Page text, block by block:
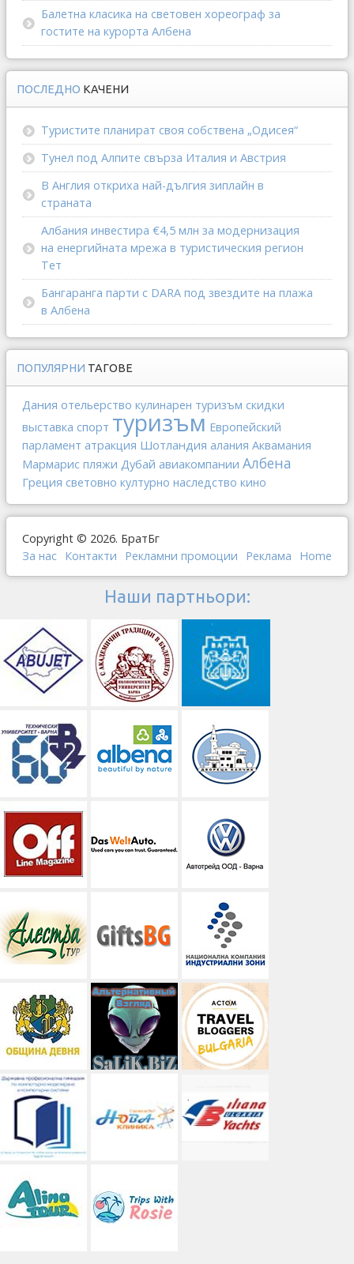
Балетна класика на световен хореограф за
гостите на курорта Албена
ПОСЛЕДНО КАЧЕНИ
Туристите планират своя собствена „Одисея“
Тунел под Алпите свърза Италия и Австрия
В Англия откриха най-дългия зиплайн в
страната
Албания инвестира €4,5 млн за модернизация
на енергийната мрежа в туристическия регион
Тет
Бангаранга парти с DARA под звездите на плажа
в Албена
ПОПУЛЯРНИ ТАГОВЕ
Дания отельерство кулинарен туризъм скидки
выставка спорт туризъм Европейский
парламент атракция Шотландия алания Аквамания
Мармарис пляжи Дубай авиакомпании Албена
Греция световно културно наследство кино
Copyright © 2026. БратБг
За нас Контакти Рекламни промоции Реклама Home
Наши партньори: